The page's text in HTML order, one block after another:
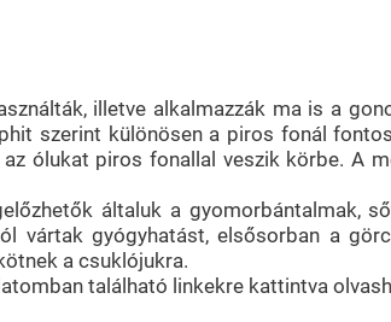
illetve alkalmazzák ma is a
szerint különösen a piros fonál
ólukat piros fonallal veszik körbe. A
általuk a gyomorbántalmak,
vártak gyógyhatást, elsősorban a
a csuklójukra.
található linkekre kattintva